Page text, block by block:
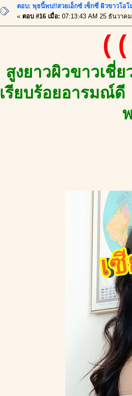
ตอบ: พุธนี้พบ!!สวยเอ็กซ์ เซ็กซี่ ผิวขาวโอ
« ตอบ #16 เมื่อ: 07:13:43 AM 25 ธันวาค
((
สูงยาวผิวขาวเ
เรียบร้อยอารมณ์